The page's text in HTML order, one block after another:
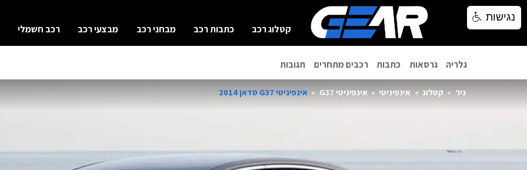
קטלוג רכב כתבות רכב מבחני רכב מבצעי רכב רכב חשמלי
גלריה גרסאות כתבות רכבים מתחרים תגובות
גיר קטלוג אינפיניטי אינפיניטי G37 אינפיניטי G37 סדאן 2014
נגישות
נגישות